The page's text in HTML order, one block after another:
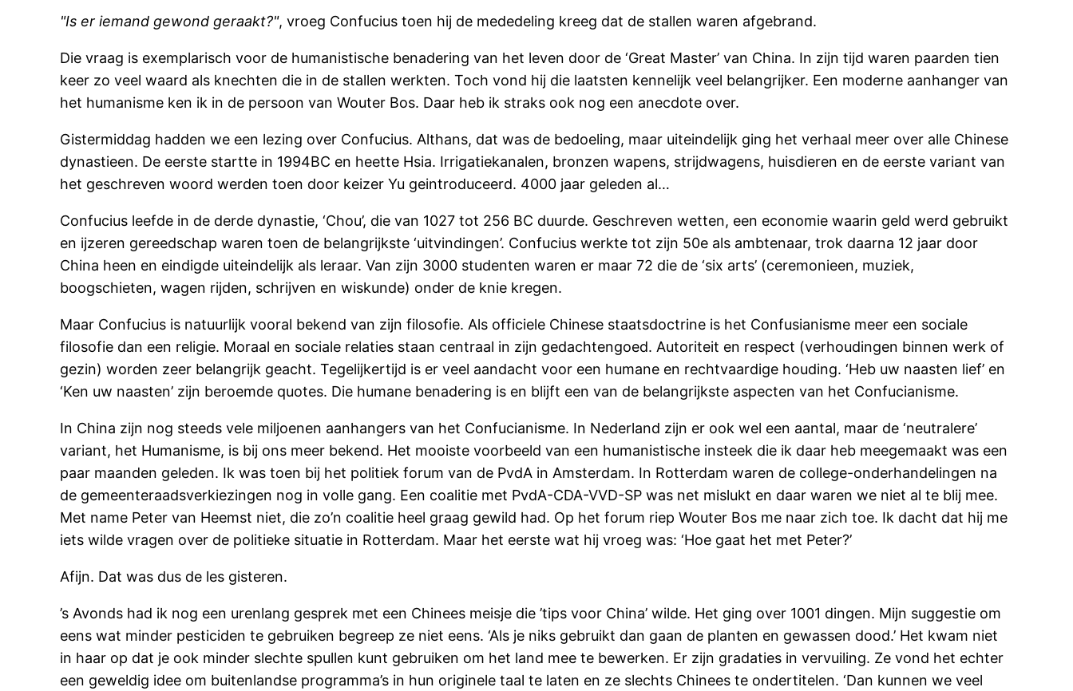
"Is er iemand gewond geraakt?", vroeg Confucius toen hij de mededeling kreeg dat de stallen waren afgebrand.
Die vraag is exemplarisch voor de humanistische benadering van het leven door de ‘Great Master’ van China. In zijn tijd waren paarden tien
keer zo veel waard als knechten die in de stallen werkten. Toch vond hij die laatsten kennelijk veel belangrijker. Een moderne aanhanger van
het humanisme ken ik in de persoon van Wouter Bos. Daar heb ik straks ook nog een anecdote over.
Gistermiddag hadden we een lezing over Confucius. Althans, dat was de bedoeling, maar uiteindelijk ging het verhaal meer over alle Chinese
dynastieen. De eerste startte in 1994BC en heette Hsia. Irrigatiekanalen, bronzen wapens, strijdwagens, huisdieren en de eerste variant van
het geschreven woord werden toen door keizer Yu geintroduceerd. 4000 jaar geleden al…
Confucius leefde in de derde dynastie, ‘Chou’, die van 1027 tot 256 BC duurde. Geschreven wetten, een economie waarin geld werd gebruikt
en ijzeren gereedschap waren toen de belangrijkste ‘uitvindingen’. Confucius werkte tot zijn 50e als ambtenaar, trok daarna 12 jaar door
China heen en eindigde uiteindelijk als leraar. Van zijn 3000 studenten waren er maar 72 die de ‘six arts’ (ceremonieen, muziek,
boogschieten, wagen rijden, schrijven en wiskunde) onder de knie kregen.
Maar Confucius is natuurlijk vooral bekend van zijn filosofie. Als officiele Chinese staatsdoctrine is het Confusianisme meer een sociale
filosofie dan een religie. Moraal en sociale relaties staan centraal in zijn gedachtengoed. Autoriteit en respect (verhoudingen binnen werk of
gezin) worden zeer belangrijk geacht. Tegelijkertijd is er veel aandacht voor een humane en rechtvaardige houding. ‘Heb uw naasten lief’ en
‘Ken uw naasten’ zijn beroemde quotes. Die humane benadering is en blijft een van de belangrijkste aspecten van het Confucianisme.
In China zijn nog steeds vele miljoenen aanhangers van het Confucianisme. In Nederland zijn er ook wel een aantal, maar de ‘neutralere’
variant, het Humanisme, is bij ons meer bekend. Het mooiste voorbeeld van een humanistische insteek die ik daar heb meegemaakt was een
paar maanden geleden. Ik was toen bij het politiek forum van de PvdA in Amsterdam. In Rotterdam waren de college-onderhandelingen na
de gemeenteraadsverkiezingen nog in volle gang. Een coalitie met PvdA-CDA-VVD-SP was net mislukt en daar waren we niet al te blij mee.
Met name Peter van Heemst niet, die zo’n coalitie heel graag gewild had. Op het forum riep Wouter Bos me naar zich toe. Ik dacht dat hij me
iets wilde vragen over de politieke situatie in Rotterdam. Maar het eerste wat hij vroeg was: ‘Hoe gaat het met Peter?’
Afijn. Dat was dus de les gisteren.
’s Avonds had ik nog een urenlang gesprek met een Chinees meisje die ’tips voor China’ wilde. Het ging over 1001 dingen. Mijn suggestie om
eens wat minder pesticiden te gebruiken begreep ze niet eens. ‘Als je niks gebruikt dan gaan de planten en gewassen dood.’ Het kwam niet
in haar op dat je ook minder slechte spullen kunt gebruiken om het land mee te bewerken. Er zijn gradaties in vervuiling. Ze vond het echter
een geweldig idee om buitenlandse programma’s in hun originele taal te laten en ze slechts Chinees te ondertitelen. ‘Dan kunnen we veel